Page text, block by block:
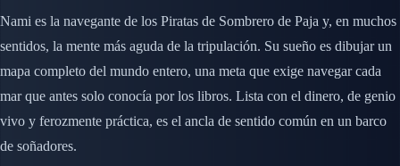
Nami es la navegante de los Piratas de Sombrero de Paja y, en muchos
sentidos, la mente más aguda de la tripulación. Su sueño es dibujar un
mapa completo del mundo entero, una meta que exige navegar cada
mar que antes solo conocía por los libros. Lista con el dinero, de genio
vivo y ferozmente práctica, es el ancla de sentido común en un barco
de soñadores.